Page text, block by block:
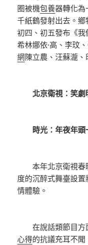
圈被機包養器轉化為
千紙鶴發射出去。鄉
初四、初五發布《我
希林娜依·高、李玟
網陳立農、汪蘇瀧、
北京衛視：笑劇
時光：年夜年頭
本年北京衛視春
度的沉醉式舞臺設
情體驗。
在說話類節目方
心得的抗議充耳不